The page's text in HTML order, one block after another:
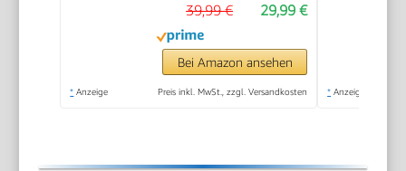
Klinke, Multi-
Plattform-
Kompatibilität und
abnehmbarem
29,99 €
39,99 €
Bei Amazon ansehen
* Anzeige Preis inkl. MwSt., zzgl. Versandkosten * Anzeige